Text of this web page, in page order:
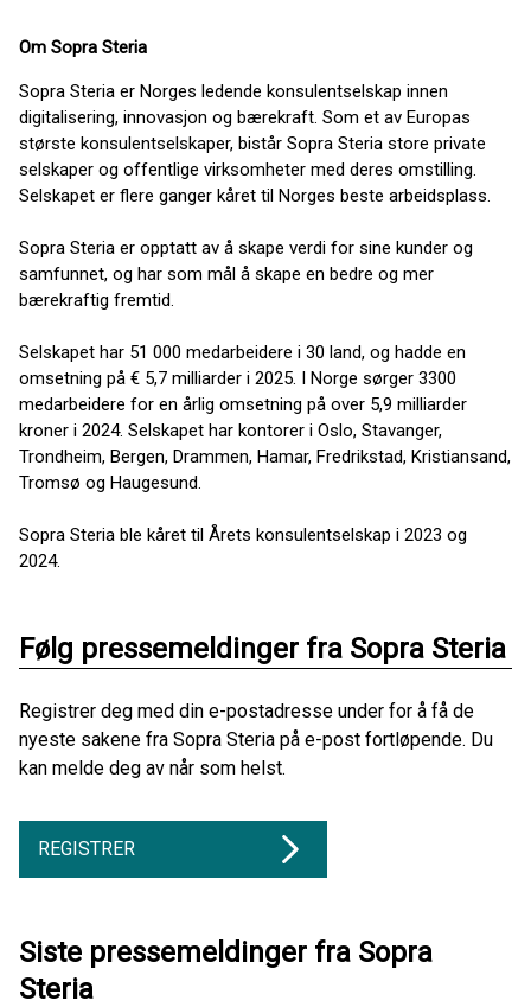
Om Sopra Steria
Sopra Steria er Norges ledende konsulentselskap innen
digitalisering, innovasjon og bærekraft. Som et av Europas
største konsulentselskaper, bistår Sopra Steria store private
selskaper og offentlige virksomheter med deres omstilling.
Selskapet er flere ganger kåret til Norges beste arbeidsplass.
Sopra Steria er opptatt av å skape verdi for sine kunder og
samfunnet, og har som mål å skape en bedre og mer
bærekraftig fremtid.
Selskapet har 51 000 medarbeidere i 30 land, og hadde en
omsetning på € 5,7 milliarder i 2025. I Norge sørger 3300
medarbeidere for en årlig omsetning på over 5,9 milliarder
kroner i 2024. Selskapet har kontorer i Oslo, Stavanger,
Trondheim, Bergen, Drammen, Hamar, Fredrikstad, Kristiansand,
Tromsø og Haugesund.
Sopra Steria ble kåret til Årets konsulentselskap i 2023 og
2024.
Følg pressemeldinger fra Sopra Steria
Registrer deg med din e-postadresse under for å få de
nyeste sakene fra Sopra Steria på e-post fortløpende. Du
kan melde deg av når som helst.
REGISTRER
Siste pressemeldinger fra Sopra
Steria